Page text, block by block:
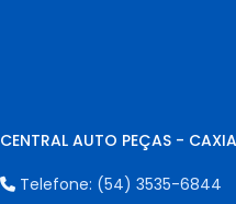
CENTRAL AUTO PEÇAS -
Telefone: (54) 3535-6844